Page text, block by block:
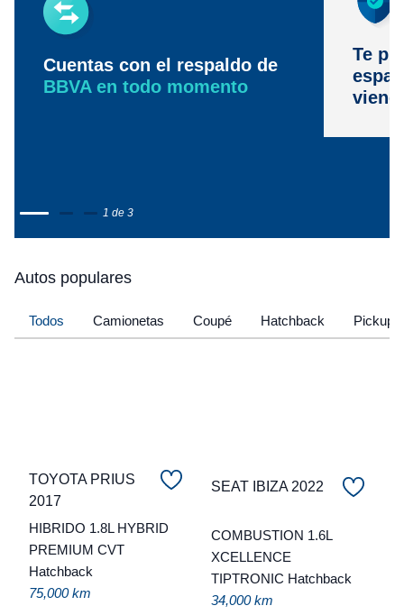
Cuentas con el respaldo de
BBVA en todo momento
Te
1 de 3
Autos populares
Todos Camionetas Coupé Hatchback Pickup
TOYOTA PRIUS
2017
HIBRIDO 1.8L HYBRID
PREMIUM CVT
Hatchback
75,000 km
SEAT IBIZA 2022
COMBUSTION 1.6L
XCELLENCE
TIPTRONIC Hatchback
34,000 km